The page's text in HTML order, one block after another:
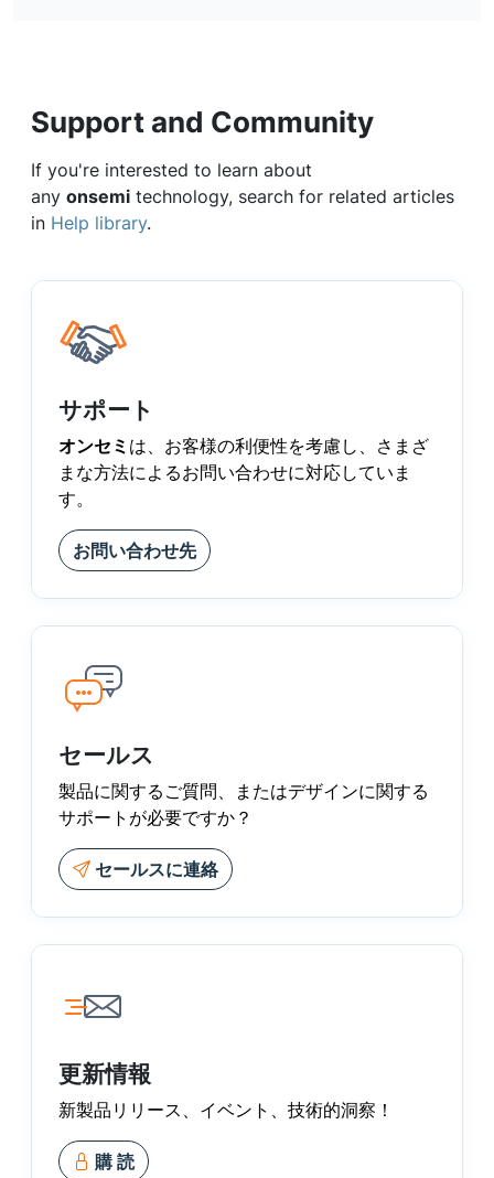
Support and Community
If you're interested to learn about
any onsemi technology, search for related articles
in Help library.
サポート
オンセミ は、お客様の利便性を考慮し、さまざ
まな方法によるお問い合わせに対応していま
す。
お問い合わせ先
セールス
製品に関するご質問、またはデザインに関する
サポートが必要ですか？
セールスに連絡
更新情報
新製品リリース、イベント、技術的洞察！
購 読